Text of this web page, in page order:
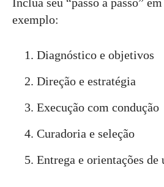
exemplo:
Diagnóstico e objetivos
Direção e estratégia
Execução com condução
Curadoria e seleção
Entrega e orientações de